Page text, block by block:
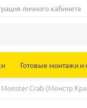
личного кабинета
Готовые монтажи и
Crab (Монстр